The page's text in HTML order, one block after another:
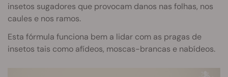
insetos sugadores que provocam danos nas folhas, nos
caules e nos ramos.
Esta fórmula funciona bem a lidar com as pragas de
insetos tais como afídeos, moscas-brancas e nabídeos.